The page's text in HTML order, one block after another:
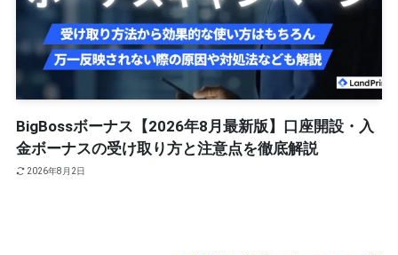
BigBossボーナス【2026年8月最新版】口座開設・入
金ボーナスの受け取り方と注意点を徹底解説
2026年8月2日